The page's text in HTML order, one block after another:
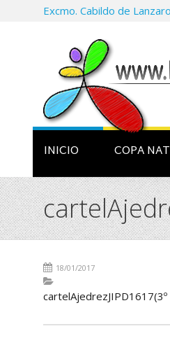
Excmo. Cabildo de
INICIO COPA
18/01/2017